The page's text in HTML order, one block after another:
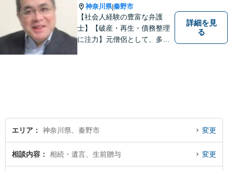
神奈川県|秦野市
【社会人経験の豊富な弁護
士】【破産・再生・債務整理
に注力】元僧侶として、多く
詳細を見
る
エリア 神奈川県、秦野市 変更
相談内容 相続・遺言、生前贈与 変更